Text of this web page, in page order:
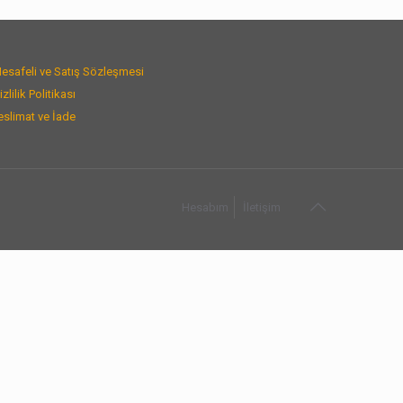
ve Satış Sözleşmesi
Politikası
ve İade
Hesabım İletişim